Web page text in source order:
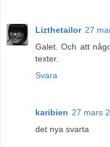
Lizthetailor 27
Galet. Och att
texter.
Svara
karibien 27 mars
det nya svarta